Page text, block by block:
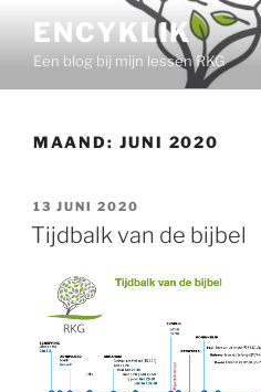
inhoud
ENCYKLIK
Een blog bij mijn lessen RKG
MAAND: JUNI 2020
GEPLAATST
OP
13 JUNI 2020
Tijdbalk van de bijbel